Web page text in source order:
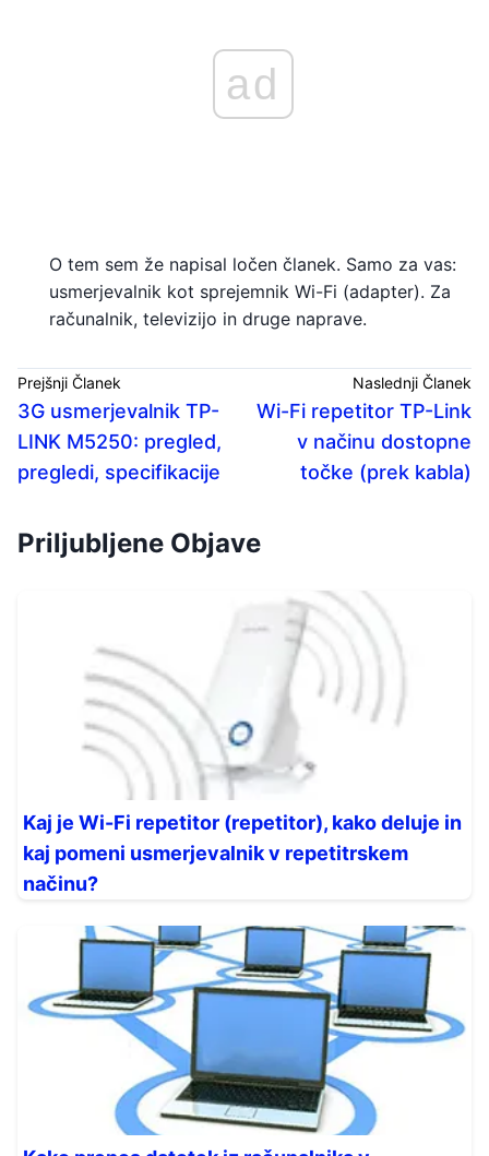
ad
O tem sem že napisal ločen članek. Samo za vas:
usmerjevalnik kot sprejemnik Wi-Fi (adapter). Za
računalnik, televizijo in druge naprave.
Prejšnji Članek
3G usmerjevalnik TP-
LINK M5250: pregled,
pregledi, specifikacije
Naslednji Članek
Wi-Fi repetitor TP-Link
v načinu dostopne
točke (prek kabla)
Priljubljene Objave
Kaj je Wi-Fi repetitor (repetitor), kako deluje in
kaj pomeni usmerjevalnik v repetitrskem
načinu?